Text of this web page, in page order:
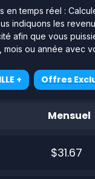
temps réel :
indiquons les
afin que vous
ou année avec
+ Offres
Mensuel
$31.67